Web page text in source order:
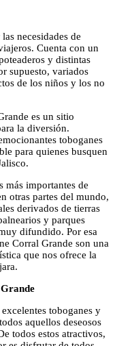
necesidades de
Cuenta con un
y distintas
supuesto, variados
de los niños y los no
es un sitio
la diversión.
toboganes
para quienes busquen
más importantes de
otras partes del mundo,
derivados de tierras
y parques
difundido. Por esa
Corral Grande son una
que nos ofrece la
toboganes y
aquellos deseosos
todos estos atractivos,